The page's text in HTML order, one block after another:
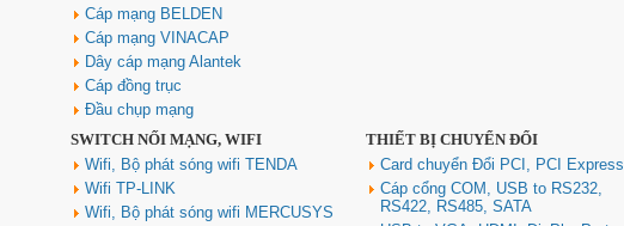
Cáp mạng BELDEN
Cáp mạng VINACAP
Dây cáp mạng Alantek
Cáp đồng trục
Đầu chụp mạng
SWITCH NỐI MẠNG, WIFI
Wifi, Bộ phát sóng wifi TENDA
Wifi TP-LINK
Wifi, Bộ phát sóng wifi MERCUSYS
THIẾT BỊ CHUYỂN ĐỔI
Card chuyển Đổi PCI, PCI Express
Cáp cổng COM, USB to RS232,
RS422, RS485, SATA